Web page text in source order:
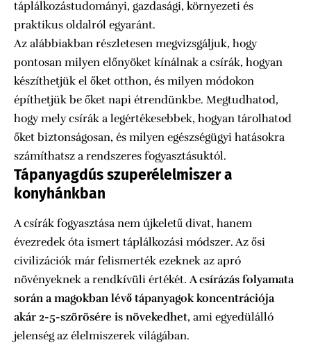
táplálkozástudományi, gazdasági, környezeti és
praktikus oldalról egyaránt.
Az alábbiakban részletesen megvizsgáljuk, hogy
pontosan milyen előnyöket kínálnak a csírák, hogyan
készíthetjük el őket otthon, és milyen módokon
építhetjük be őket napi étrendünkbe. Megtudhatod,
hogy mely csírák a legértékesebbek, hogyan tárolhatod
őket biztonságosan, és milyen egészségügyi hatásokra
számíthatsz a rendszeres fogyasztásuktól.
Tápanyagdús szuperélelmiszer a
konyhánkban
A csírák fogyasztása nem újkeletű divat, hanem
évezredek óta ismert táplálkozási módszer. Az ősi
civilizációk már felismerték ezeknek az apró
növényeknek a rendkívüli értékét. A csírázás folyamata
során a magokban lévő tápanyagok koncentrációja
akár 2-5-szörösére is növekedhet, ami egyedülálló
jelenség az élelmiszerek világában.